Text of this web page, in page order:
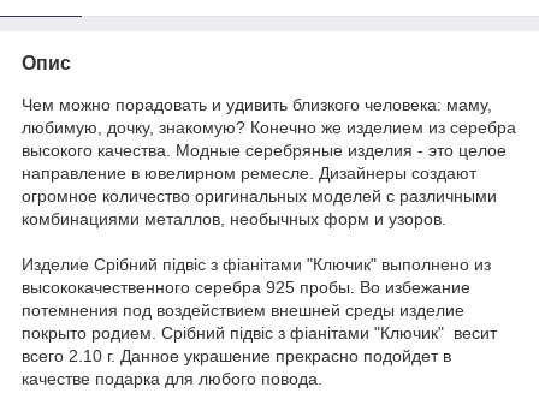
Опис
Чем можно порадовать и удивить близкого человека: маму,
любимую, дочку, знакомую? Конечно же изделием из серебра
высокого качества. Модные серебряные изделия - это целое
направление в ювелирном ремесле. Дизайнеры создают
огромное количество оригинальных моделей с различными
комбинациями металлов, необычных форм и узоров.
Изделие Срібний підвіс з фіанітами "Ключик" выполнено из
высококачественного серебра 925 пробы. Во избежание
потемнения под воздействием внешней среды изделие
покрыто родием. Срібний підвіс з фіанітами "Ключик" весит
всего 2.10 г. Данное украшение прекрасно подойдет в
качестве подарка для любого повода.